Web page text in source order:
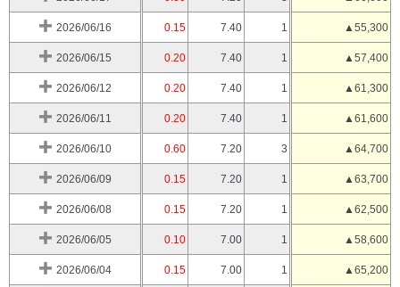
2026/06/16 0.15 7.40 1 ▲55,300
2026/06/15 0.20 7.40 1 ▲57,400
2026/06/12 0.20 7.40 1 ▲61,300
2026/06/11 0.20 7.40 1 ▲61,600
2026/06/10 0.60 7.20 3 ▲64,700
2026/06/09 0.15 7.20 1 ▲63,700
2026/06/08 0.15 7.20 1 ▲62,500
2026/06/05 0.10 7.00 1 ▲58,600
2026/06/04 0.15 7.00 1 ▲65,200